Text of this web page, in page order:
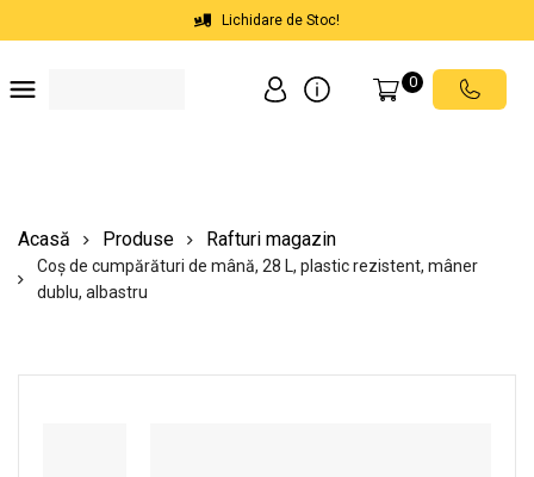
Lichidare de Stoc!
0
Acasă Produse Rafturi magazin
Coș de cumpărături de mână, 28 L, plastic rezistent, mâner
dublu, albastru